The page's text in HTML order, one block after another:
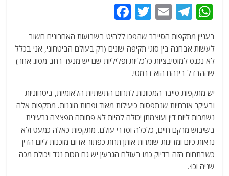
W
at
s
A
p
p
T
e
g
ra
m
E
ai
l
T
w
itt
er
c
e
o
o
k
בעניין מתקפות הסייבר שהפכו ללהיט בשבועות האחרונים חשוב
לעשות אבחנה בין סוגי תקיפה שונים (רק בעולם הביטחוני, אני בכלל
לא נכנס למוטיבציות כלכליות ופליליות שם יש מנעד רחב מסוג אחר)
שההבדל בינהם הוא דרמטי.
יש מתקפות סייבר המכוונות לתחום התשתיות הלאומיות, ביטחוניות
ובעיקר אזרחיות שנתפסות כיעילות מאוד ופחות מוגנות. מתקפות אלה
נשמרות ליום דין ועוצמתן יכולה להיות לא פחותה מפצצה גרעינית
בשיבוש מרקם חיים, כלכלה וסדרי עולם. מתקפות כאלה כמעט ולא
נראות כיום ומדינות שומרות אותן תחת כפתור אדום מוכנות ליום הדין
כשבתחום הזה בדיוק כמו בעולם הגרעין יש גם מכות נגד ויכולת מכה
שניה וכו׳.